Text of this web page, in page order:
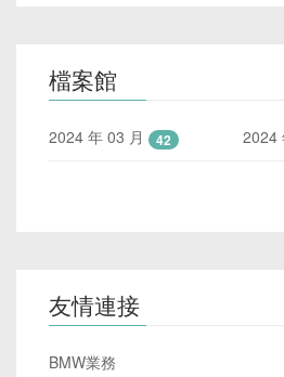
檔案館
2024 年 03 月 42 2024
友情連接
BMW業務